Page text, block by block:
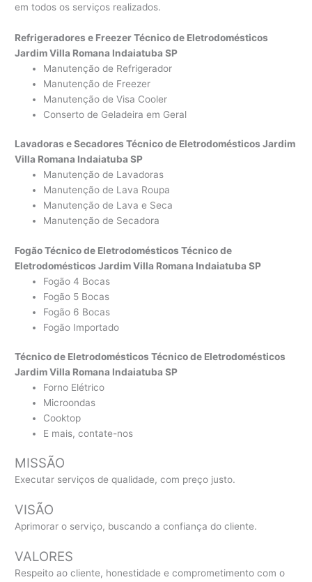
em todos os serviços realizados.
Refrigeradores e Freezer Técnico de Eletrodomésticos
Jardim Villa Romana Indaiatuba SP
Manutenção de Refrigerador
Manutenção de Freezer
Manutenção de Visa Cooler
Conserto de Geladeira em Geral
Lavadoras e Secadores Técnico de Eletrodomésticos Jardim
Villa Romana Indaiatuba SP
Manutenção de Lavadoras
Manutenção de Lava Roupa
Manutenção de Lava e Seca
Manutenção de Secadora
Fogão Técnico de Eletrodomésticos Técnico de
Eletrodomésticos Jardim Villa Romana Indaiatuba SP
Fogão 4 Bocas
Fogão 5 Bocas
Fogão 6 Bocas
Fogão Importado
Técnico de Eletrodomésticos Técnico de Eletrodomésticos
Jardim Villa Romana Indaiatuba SP
Forno Elétrico
Microondas
Cooktop
E mais, contate-nos
MISSÃO
Executar serviços de qualidade, com preço justo.
VISÃO
Aprimorar o serviço, buscando a confiança do cliente.
VALORES
Respeito ao cliente, honestidade e comprometimento com o